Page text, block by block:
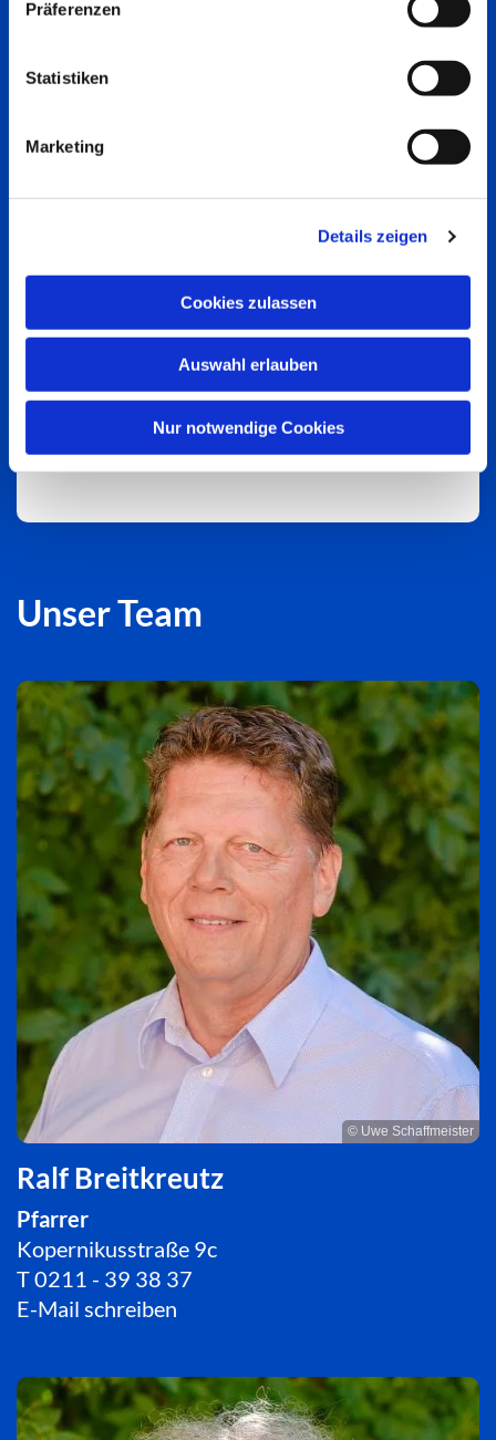
Präferenzen
Statistiken
Marketing
Details zeigen
Cookies zulassen
Auswahl erlauben
Nur notwendige Cookies
Unser Team
© Uwe Schaffmeister
Ralf Breitkreutz
Pfarrer
Kopernikusstraße 9c
T0211 - 39 38 37
E-Mail schreiben